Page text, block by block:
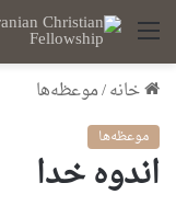
منو
خانه/موعظه‌ها
موعظه‌ها
اندوه خدا